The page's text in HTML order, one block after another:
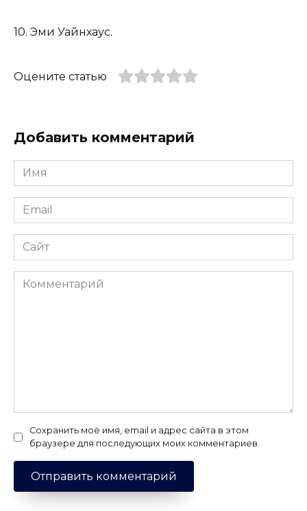
10. Эми Уайнхаус.
Оцените статью
Добавить комментарий
Имя
*
Email
*
Сайт
Комментарий
Сохранить моё имя, email и адрес сайта в этом
браузере для последующих моих комментариев.